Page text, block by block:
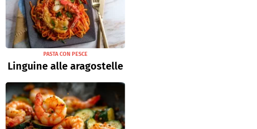
PASTA CON PESCE
Linguine alle aragostelle